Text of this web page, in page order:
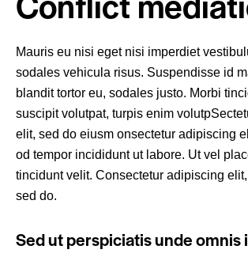
Mauris eu nisi eget nisi imperdiet
sodales vehicula risus. Suspendisse id
blandit tortor eu, sodales justo. Morbi
suscipit volutpat, turpis enim
elit, sed do eiusm onsectetur adipiscing
od tempor incididunt ut labore. Ut vel
tincidunt velit. Consectetur adipiscing
sed do.
Sed ut perspiciatis unde omnis